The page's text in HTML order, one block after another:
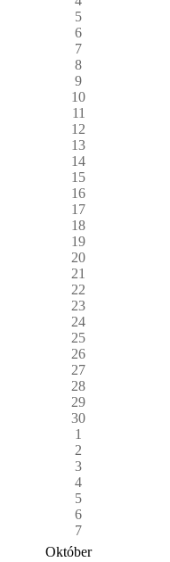
5
6
7
8
9
10
11
12
13
14
15
16
17
18
19
20
21
22
23
24
25
26
27
28
29
30
1
2
3
4
5
6
7
Október